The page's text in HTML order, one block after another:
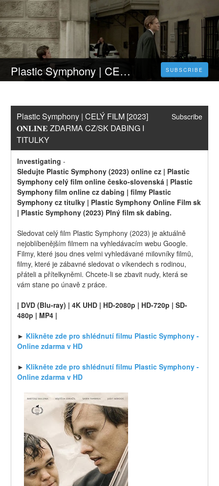
Plastic Symphony | CELÝ FILM [2023] 𝐎𝐍𝐋𝐈𝐍𝐄 ZDARMA CZ/SK DABING I TITULKY SUBSCRIBE
Plastic Symphony | CELÝ FILM [2023]
𝐎𝐍𝐋𝐈𝐍𝐄 ZDARMA CZ/SK DABING I
TITULKY
Subscribe
Investigating -
Sledujte Plastic Symphony (2023) online cz | Plastic
Symphony celý film online česko-slovenská | Plastic
Symphony film online cz dabing | filmy Plastic
Symphony cz titulky | Plastic Symphony Online Film sk
| Plastic Symphony (2023) Plný film sk dabing.
Sledovat celý film Plastic Symphony (2023) je aktuálně
nejoblíbenějším filmem na vyhledávacím webu Google.
Filmy, které jsou dnes velmi vyhledávané milovníky filmů,
filmy, které je zábavné sledovat o víkendech s rodinou,
přáteli a přítelkyněmi. Chcete-li se zbavit nudy, která se
vám stane po únavě z práce.
| DVD (Blu-ray) | 4K UHD | HD-2080p | HD-720p | SD-
480p | MP4 |
► Klikněte zde pro shlédnutí filmu Plastic Symphony -
Online zdarma v HD
► Klikněte zde pro shlédnutí filmu Plastic Symphony -
Online zdarma v HD